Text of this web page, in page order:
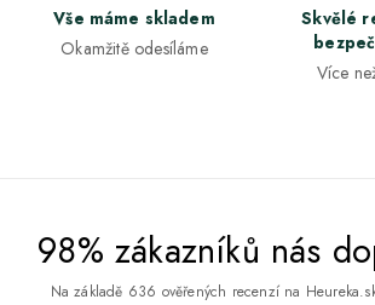
Vše máme skladem
Okamžitě odesíláme
Skvělé
Více
98% zákazníků nás
Na základě 636 ověřených recenzí na